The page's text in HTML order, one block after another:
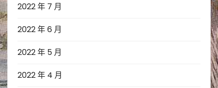
2022 年 7 月
2022 年 6 月
2022 年 5 月
2022 年 4 月